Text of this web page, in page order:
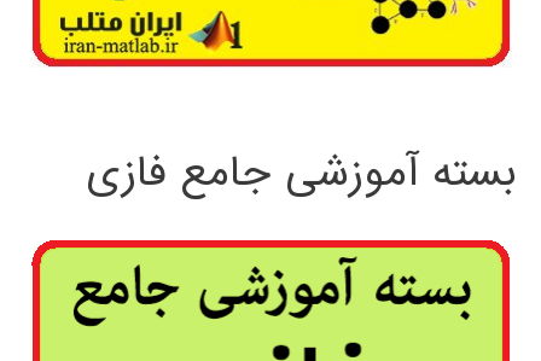
بسته آموزشی جامع فازی